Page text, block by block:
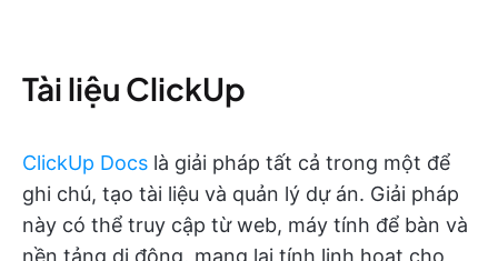
Tài liệu ClickUp
ClickUp Docs là giải pháp tất cả trong một để
ghi chú, tạo tài liệu và quản lý dự án. Giải pháp
này có thể truy cập từ web, máy tính để bàn và
nền tảng di động, mang lại tính linh hoạt cho